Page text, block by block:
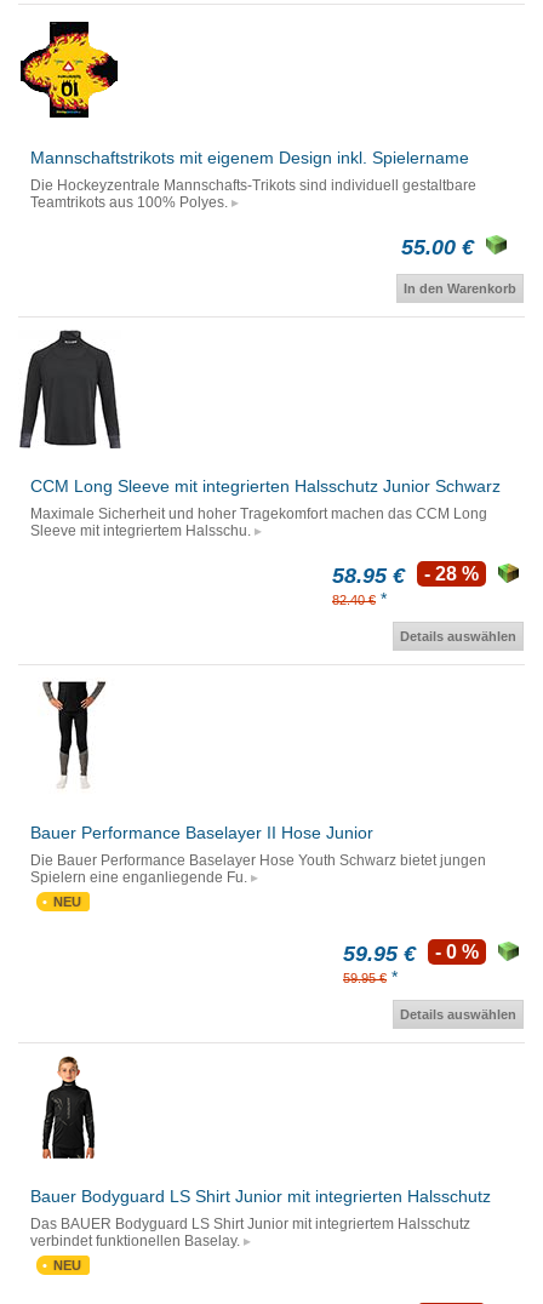
Mannschaftstrikots mit eigenem Design inkl. Spielername
Die Hockeyzentrale Mannschafts-Trikots sind individuell gestaltbare
Teamtrikots aus 100% Polyes.
55.00 €
In den Warenkorb
CCM Long Sleeve mit integrierten Halsschutz Junior Schwarz
Maximale Sicherheit und hoher Tragekomfort machen das CCM Long
Sleeve mit integriertem Halsschu.
58.95 €
82.40 € *
- 28 %
Details auswählen
Bauer Performance Baselayer II Hose Junior
Die Bauer Performance Baselayer Hose Youth Schwarz bietet jungen
Spielern eine enganliegende Fu.
NEU
59.95 €
59.95 € *
- 0 %
Details auswählen
Bauer Bodyguard LS Shirt Junior mit integrierten Halsschutz
Das BAUER Bodyguard LS Shirt Junior mit integriertem Halsschutz
verbindet funktionellen Baselay.
NEU